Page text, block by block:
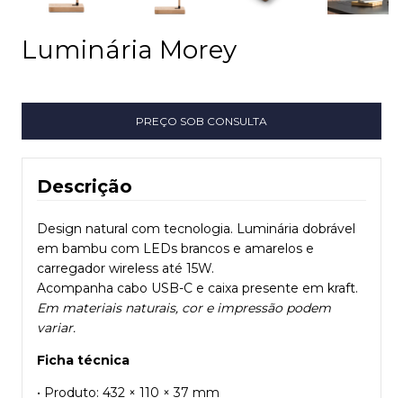
Luminária Morey
Descrição
Design natural com tecnologia. Luminária dobrável
em bambu com LEDs brancos e amarelos e
carregador wireless até 15W.
Acompanha cabo USB-C e caixa presente em kraft.
Em materiais naturais, cor e impressão podem
variar.
Ficha técnica
• Produto: 432 × 110 × 37 mm